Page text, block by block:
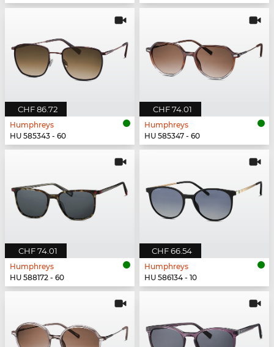
CHF 86.72
Humphreys
HU 585343 - 60
CHF 74.01
Humphreys
HU 585347 - 60
CHF 74.01
Humphreys
HU 588172 - 60
CHF 66.54
Humphreys
HU 586134 - 10